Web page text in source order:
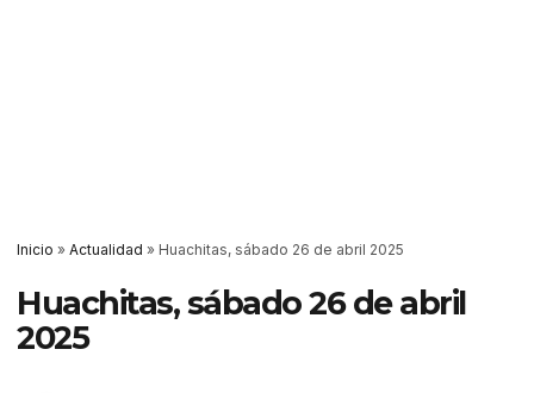
Inicio » Actualidad » Huachitas, sábado 26 de abril 2025
Huachitas, sábado 26 de abril
2025